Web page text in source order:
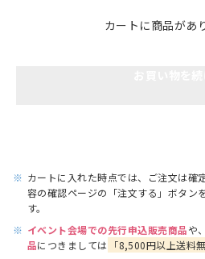
カートに商品があ
※ カートに入れた時点では、ご注文は確
容の確認ページの「注文する」ボタン
す。
※ イベント会場での先行申込販売商品や、
品につきましては 「8,500円以上送料